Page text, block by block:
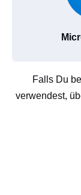
Falls Du
verwendest,